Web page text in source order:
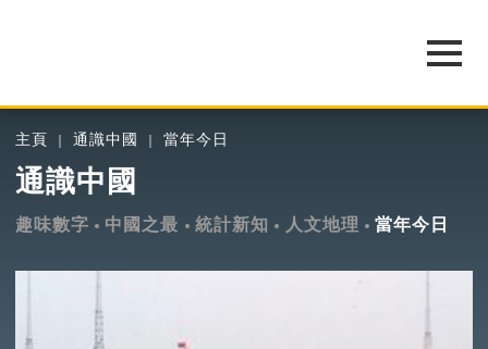
主頁 通識中國 當年今日
通識中國
趣味數字 中國之最 統計新知 人文地理 當年今日